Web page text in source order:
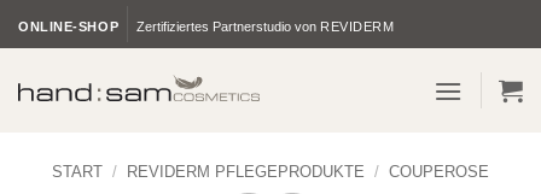
Inhalt
ONLINE-SHOP Zertifiziertes Partnerstudio von REVIDERM
START / REVIDERM PFLEGEPRODUKTE / COUPEROSE